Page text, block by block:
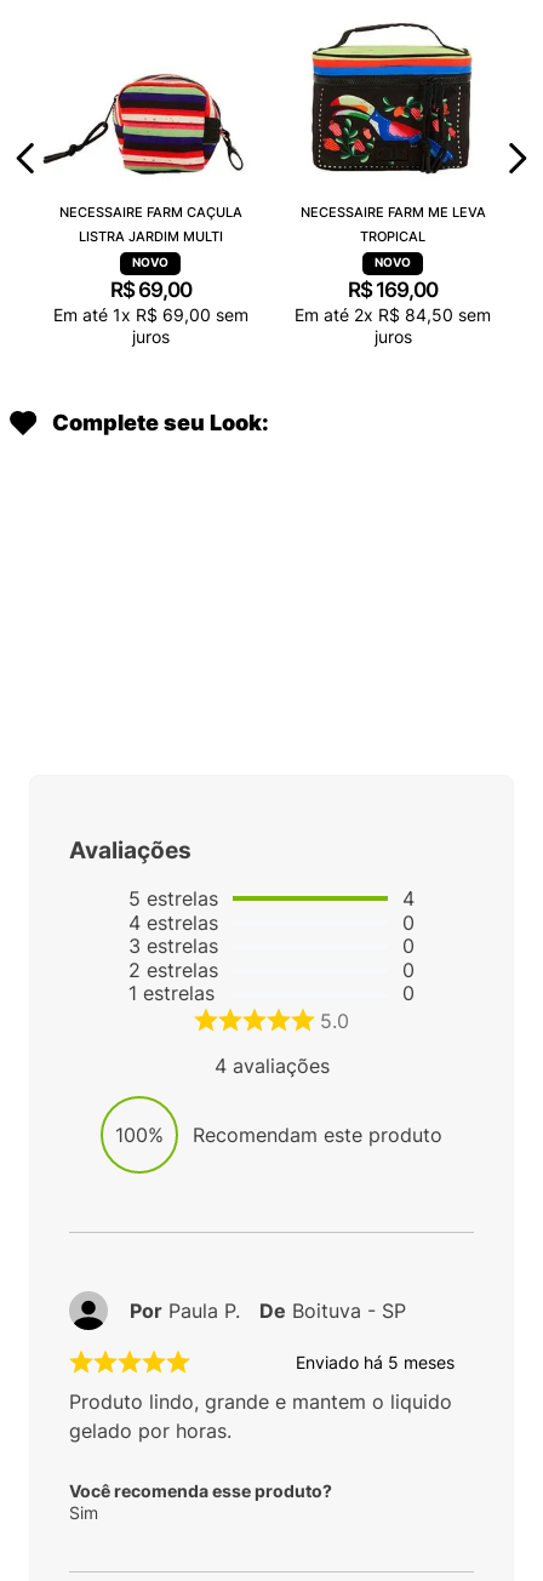
NECESSAIRE FARM CAÇULA
LISTRA JARDIM MULTI
R$ 69,00
Em até 1x R$ 69,00 sem
juros
NECESSAIRE FARM ME LEVA
TROPICAL
R$ 169,00
Em até 2x R$ 84,50 sem
juros
Complete seu Look:
Avaliações
5 estrelas
4 estrelas
3 estrelas
2 estrelas
1 estrelas
4
0
0
0
0
5.0
4avaliações
100% Recomendam este produto
Enviado há 5 meses
Produto lindo, grande e mantem o liquido
gelado por horas.
Você recomenda esse produto?
Sim
Por Paula P. De Boituva - SP